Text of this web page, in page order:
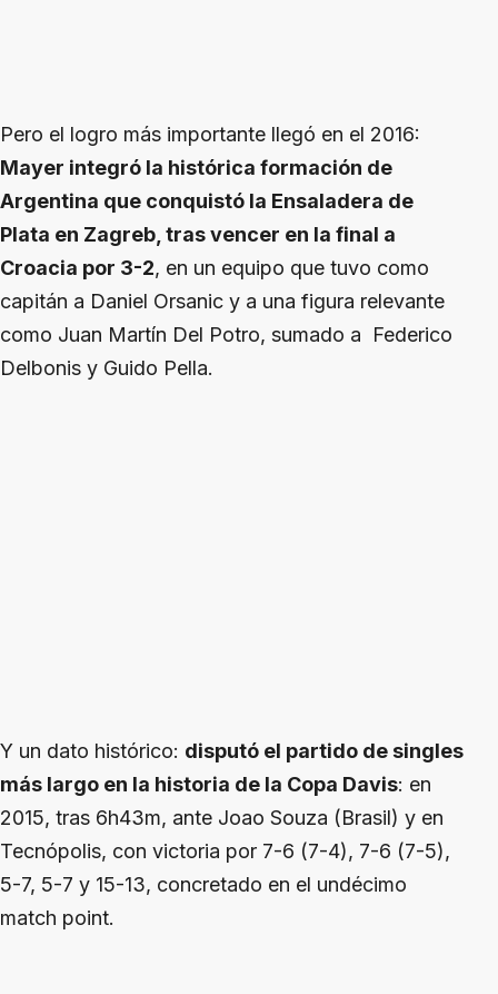
Pero el logro más importante llegó en el 2016:
Mayer integró la histórica formación de
Argentina que conquistó la Ensaladera de
Plata en Zagreb, tras vencer en la final a
Croacia por 3-2, en un equipo que tuvo como
capitán a Daniel Orsanic y a una figura relevante
como Juan Martín Del Potro, sumado a Federico
Delbonis y Guido Pella.
Y un dato histórico: disputó el partido de singles
más largo en la historia de la Copa Davis: en
2015, tras 6h43m, ante Joao Souza (Brasil) y en
Tecnópolis, con victoria por 7-6 (7-4), 7-6 (7-5),
5-7, 5-7 y 15-13, concretado en el undécimo
match point.